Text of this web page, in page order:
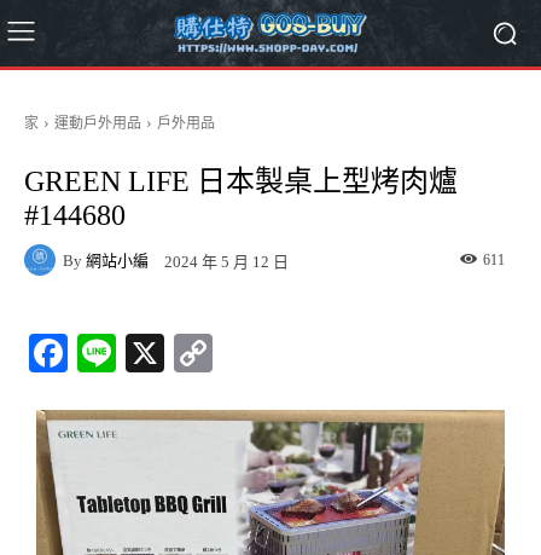
家 運動戶外用品 戶外用品
GREEN LIFE 日本製桌上型烤肉爐
#144680
By 網站小編 2024 年 5 月 12 日 611
Fa
bo
Li
X
y
Li
nk